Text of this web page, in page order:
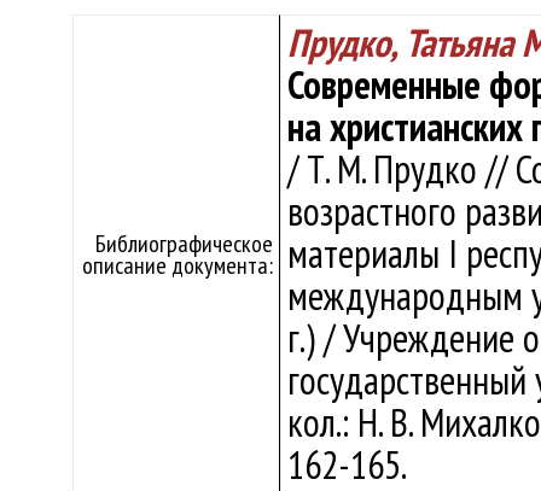
Библиографическое
описание документа:
Прудко, Татьяна
Современные
на
/ Т. М. Прудко //
возрастного
материалы I
международным
г.) / Учреждение
кол.: Н. В.
162-165.